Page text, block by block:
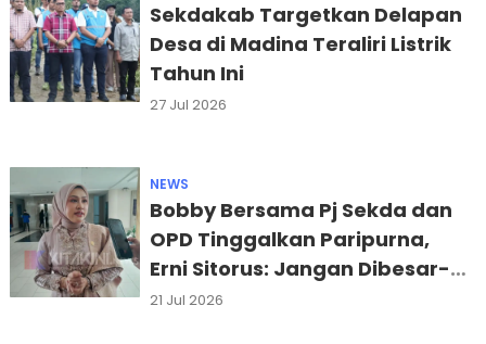
Sekdakab Targetkan Delapan
Desa di Madina Teraliri Listrik
Tahun Ini
27 Jul 2026
NEWS
Bobby Bersama Pj Sekda dan
OPD Tinggalkan Paripurna,
Erni Sitorus: Jangan Dibesar-
besarkan
21 Jul 2026